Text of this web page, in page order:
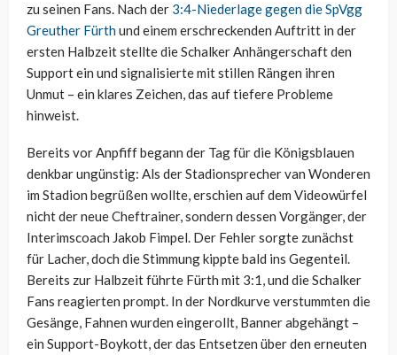
zu seinen Fans. Nach der 3:4-Niederlage gegen die SpVgg
Greuther Fürthund einem erschreckenden Auftritt in der
ersten Halbzeit stellte die Schalker Anhängerschaft den
Support ein und signalisierte mit stillen Rängen ihren
Unmut – ein klares Zeichen, das auf tiefere Probleme
hinweist.
Bereits vor Anpfiff begann der Tag für die Königsblauen
denkbar ungünstig: Als der Stadionsprecher van Wonderen
im Stadion begrüßen wollte, erschien auf dem Videowürfel
nicht der neue Cheftrainer, sondern dessen Vorgänger, der
Interimscoach Jakob Fimpel. Der Fehler sorgte zunächst
für Lacher, doch die Stimmung kippte bald ins Gegenteil.
Bereits zur Halbzeit führte Fürth mit 3:1, und die Schalker
Fans reagierten prompt. In der Nordkurve verstummten die
Gesänge, Fahnen wurden eingerollt, Banner abgehängt –
ein Support-Boykott, der das Entsetzen über den erneuten